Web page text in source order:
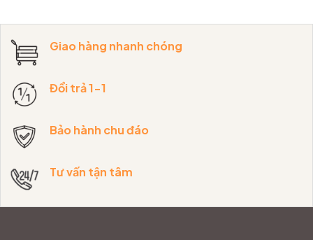
Giao hàng nhanh chóng
Đổi trả 1-1
Bảo hành chu đáo
Tư vấn tận tâm